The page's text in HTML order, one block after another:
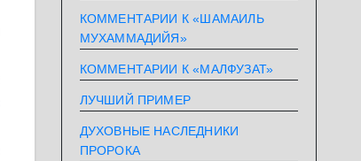
КОММЕНТАРИИ К «ШАМАИЛЬ
МУХАММАДИЙЯ»
КОММЕНТАРИИ К «МАЛФУЗАТ»
ЛУЧШИЙ ПРИМЕР
ДУХОВНЫЕ НАСЛЕДНИКИ
ПРОРОКА